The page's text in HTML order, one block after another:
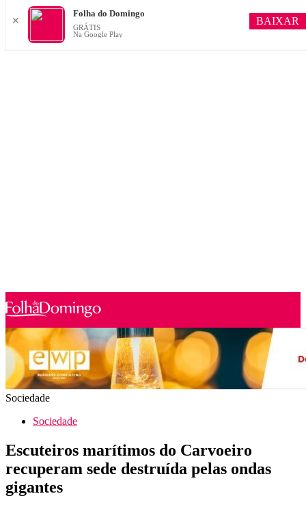
Sociedade
Sociedade
Escuteiros marítimos do Carvoeiro
recuperam sede destruída pelas ondas
gigantes
✕
Folha do Domingo
GRÁTIS
Na Google Play
BAIXAR